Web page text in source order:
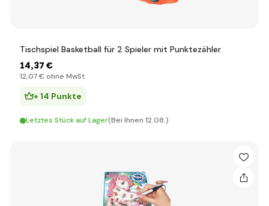
Tischspiel Basketball für 2 Spieler mit Punktezähler
14,37 €
12,07 € ohne MwSt
+ 14 Punkte
Letztes Stück auf Lager(Bei Ihnen 12.08.)